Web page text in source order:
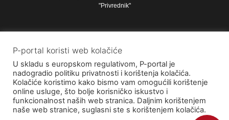
"Privrednik"
Izneseni stavovi i mišljenja samo su autorova i ne odražavaju nužno
službena stajališta Europske unije ili Europske komisije, kao ni stajališta
Agencije za elektroničke medije ni Ministarstva kulture i medija. Europska
unija i Europska komisija, kao ni Agencija za elektroničke medije ni
Ministarstvo kulture i medija ne mogu se smatrati odgovornima za njih.
P-portal koristi web kolačiće
U skladu s europskom regulativom, P-portal je
nadogradio politiku privatnosti i korištenja kolačića.
Kolačiće koristimo kako bismo vam omogućili korištenje
online usluge, što bolje korisničko iskustvo i
funkcionalnost naših web stranica. Daljnim korištenjem
naše web stranice, suglasni ste s korištenjem kolačića.